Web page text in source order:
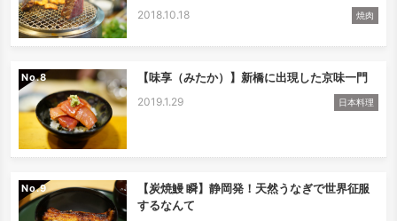
2018.10.18 焼肉
No. 【味享（みたか）】新橋に出現した京味一門
2019.1.29 日本料理
No.
【炭焼鰻 瞬】静岡発！天然うなぎで世界征服
するなんて